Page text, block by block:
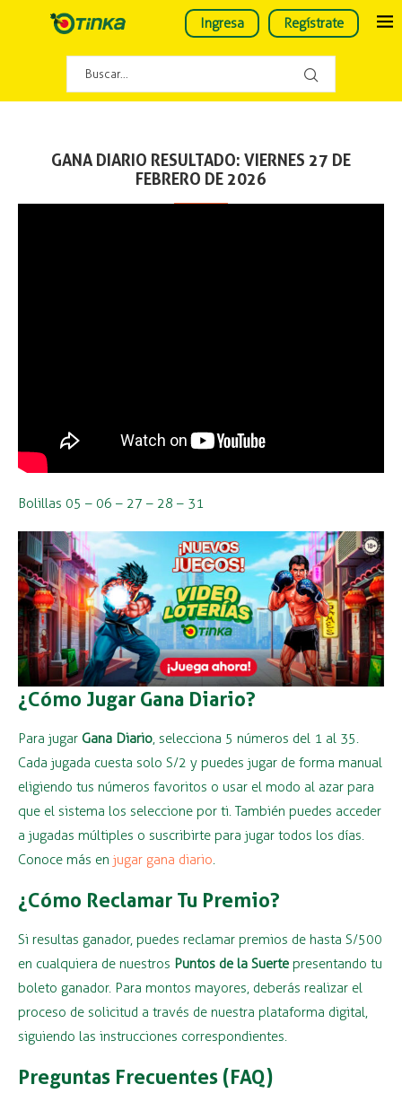
Ingresa Regístrate
GANA DIARIO RESULTADO: VIERNES 27 DE
FEBRERO DE 2026
Bolillas 05 – 06 – 27 – 28 – 31
¿Cómo Jugar Gana Diario?
Para jugar Gana Diario, selecciona 5 números del 1 al 35.
Cada jugada cuesta solo S/2 y puedes jugar de forma manual
eligiendo tus números favoritos o usar el modo al azar para
que el sistema los seleccione por ti. También puedes acceder
a jugadas múltiples o suscribirte para jugar todos los días.
Conoce más en jugar gana diario.
¿Cómo Reclamar Tu Premio?
Si resultas ganador, puedes reclamar premios de hasta S/500
en cualquiera de nuestros Puntos de la Suerte presentando tu
boleto ganador. Para montos mayores, deberás realizar el
proceso de solicitud a través de nuestra plataforma digital,
siguiendo las instrucciones correspondientes.
Preguntas Frecuentes (FAQ)